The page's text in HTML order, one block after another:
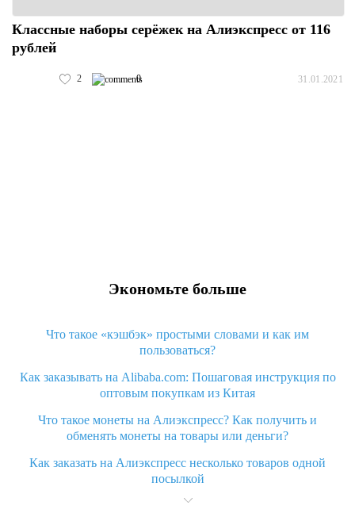
Классные наборы серёжек на Алиэкспресс от 116
рублей
2 0 31.01.2021
Экономьте больше
Что такое «кэшбэк» простыми словами и как им
пользоваться?
Как заказывать на Alibaba.com: Пошаговая инструкция по
оптовым покупкам из Китая
Что такое монеты на Алиэкспресс? Как получить и
обменять монеты на товары или деньги?
Как заказать на Алиэкспресс несколько товаров одной
посылкой
Что значит статус «Заказ закрыт» на Алиэкспресс и что